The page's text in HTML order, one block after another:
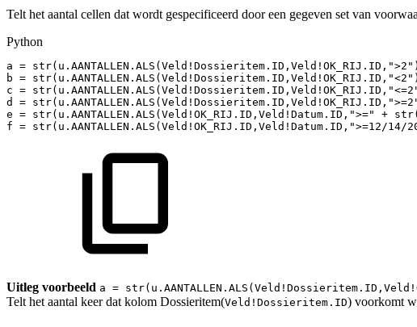
Telt het aantal cellen dat wordt gespecificeerd door een gegeven set van
Python
a = str( u . AANTALLEN . ALS (Veld!Dossieritem . ID , Veld!OK_RIJ . ID , ">2" )
b = str( u . AANTALLEN . ALS (Veld!Dossieritem . ID , Veld!OK_RIJ . ID , "<2" )
c = str( u . AANTALLEN . ALS (Veld!Dossieritem . ID , Veld!OK_RIJ . ID ,
d
= str( u . AANTALLEN . ALS (Veld!Dossieritem . ID , Veld!OK_RIJ . ID ,
e = str( u . AANTALLEN . ALS (Veld!OK_RIJ . ID , Veld!Datum . ID , ">=" + str
f = str( u . AANTALLEN . ALS (Veld!OK_RIJ . ID , Veld!Datum . ID , ">=12/14/
Uitleg voorbeeld a =
Telt het aantal keer dat kolom Dossieritem(Veld!Dossieritem.ID) voorkomt